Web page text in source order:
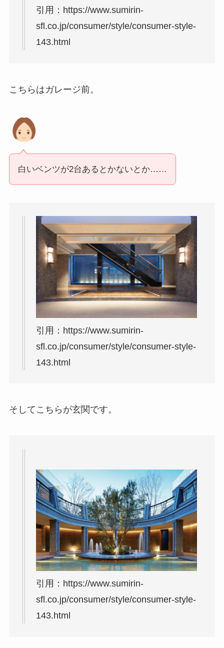
引用：https://www.sumirin-
sfl.co.jp/consumer/style/consumer-style-
143.html
こちらはガレージ前。
白いベンツが2台あるとかないとか……
引用：https://www.sumirin-
sfl.co.jp/consumer/style/consumer-style-
143.html
そしてこちらが玄関です。
引用：https://www.sumirin-
sfl.co.jp/consumer/style/consumer-style-
143.html